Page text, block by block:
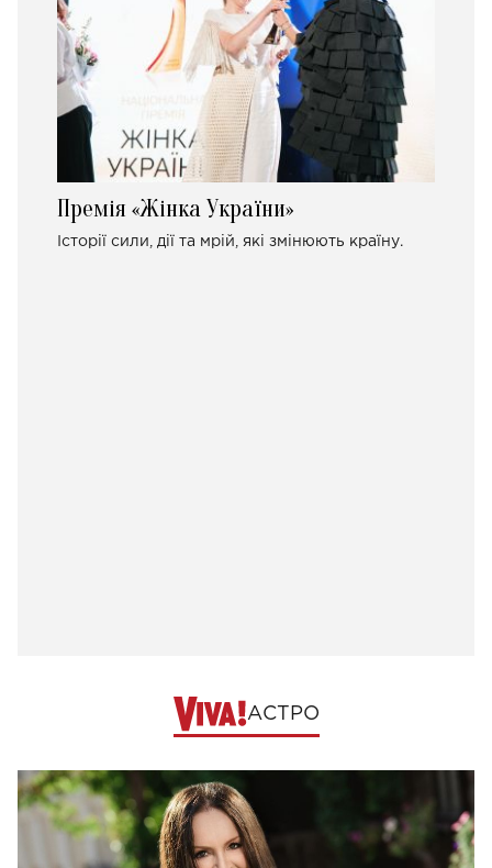
Премія «Жінка України»
Історії сили, дії та мрій, які змінюють країну.
АСТРО